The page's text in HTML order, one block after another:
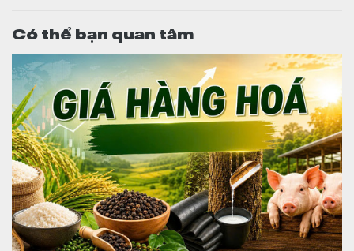
Có thể bạn quan tâm